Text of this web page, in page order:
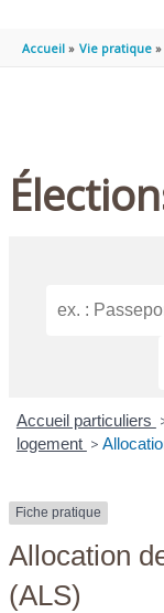
Accueil Vie pratique
Accueil particuliers
logement >
Fiche pratique
Allocation
(ALS)